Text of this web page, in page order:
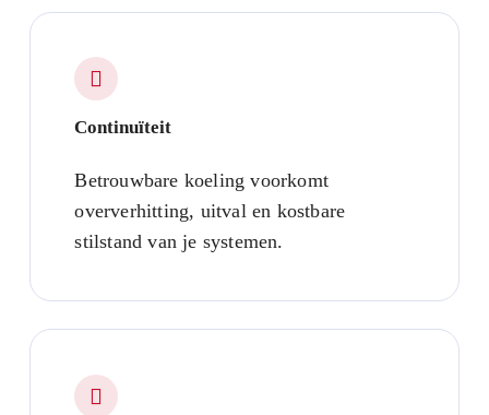
Continuïteit
Betrouwbare koeling voorkomt
oververhitting, uitval en kostbare
stilstand van je systemen.